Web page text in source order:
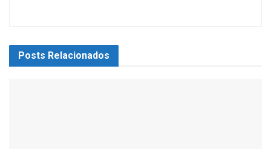
Posts Relacionados